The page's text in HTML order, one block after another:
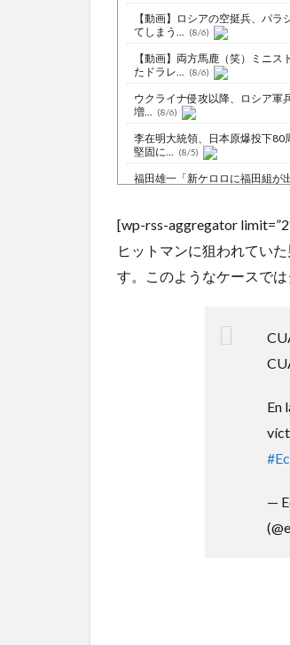
【動画】ロシアの空挺兵、パラ
てしまう... (8/6)
【動画】両方馬鹿（笑）ミニス
たドラレ... (8/6)
ウクライナ侵攻以降、ロシア軍
増... (8/6)
李在明大統領、日本原爆投下80
堅固に... (8/5)
福田雄一「新ケロロに福田組
居酒屋「6人で長居して会計
園に... NEW! (8/7)
中国とロシア海軍艦艇4隻が日
路を公... NEW! (8/7)
金正恩「経済制裁、正直キツ
顔20点、体80点と評価されて
[wp-rss-aggregator
ヒットマンに狙われてい
す。このようなケースで
En
—